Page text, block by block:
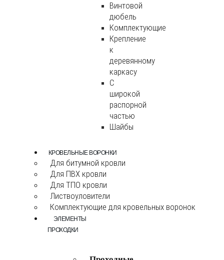
Винтовой
дюбель
Комплектующие
Крепление
к
деревянному
каркасу
С
широкой
распорной
частью
Шайбы
КРОВЕЛЬНЫЕ ВОРОНКИ
Для битумной кровли
Для ПВХ кровли
Для ТПО кровли
Листвоуловители
Комплектующие для кровельных воронок
ЭЛЕМЕНТЫ
ПРОХОДКИ